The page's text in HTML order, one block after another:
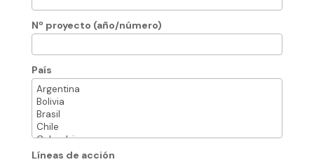
Nº proyecto (año/número)
País
Líneas de acción